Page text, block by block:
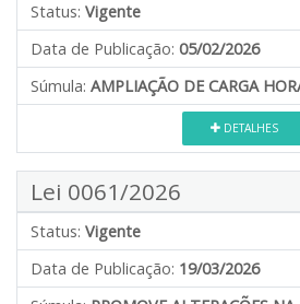
Status: Vigente
Data de Publicação: 05/02/2026
Súmula: AMPLIAÇÃO DE CARGA
DETALHES
Lei 0061/2026
Status: Vigente
Data de Publicação: 19/03/2026